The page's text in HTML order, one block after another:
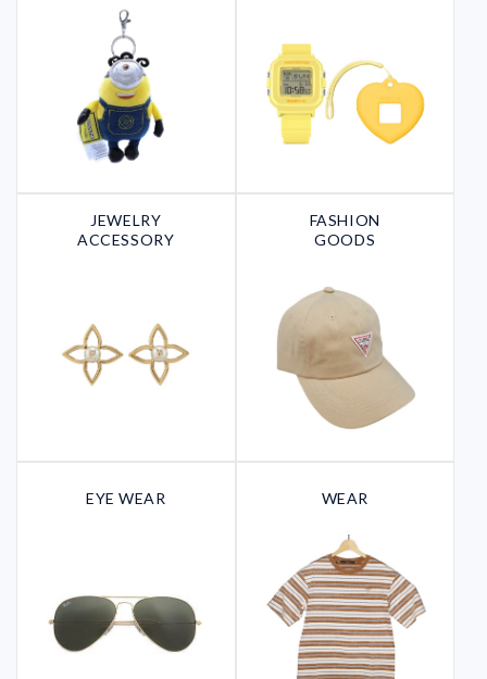
JEWELRY
ACCESSORY
FASHION
GOODS
EYE WEAR WEAR